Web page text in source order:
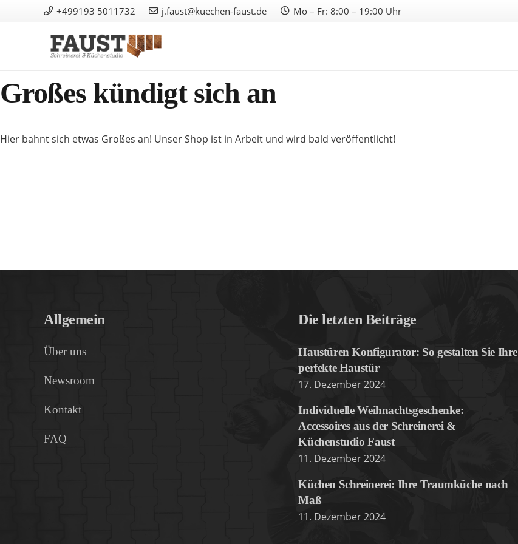
+499193 5011732 j.faust@kuechen-faust.de Mo – Fr: 8:00 – 19:00 Uhr
Großes kündigt sich an
Hier bahnt sich etwas Großes an! Unser Shop ist in Arbeit und wird bald veröffentlicht!
Allgemein
Über uns
Newsroom
Kontakt
FAQ
Die letzten Beiträge
Haustüren Konfigurator: So gestalten Sie Ihre
perfekte Haustür
17. Dezember 2024
Individuelle Weihnachtsgeschenke:
Accessoires aus der Schreinerei &
Küchenstudio Faust
11. Dezember 2024
Küchen Schreinerei: Ihre Traumküche nach
Maß
11. Dezember 2024